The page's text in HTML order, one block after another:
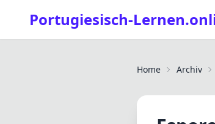
Portugiesisch-
Home Archiv